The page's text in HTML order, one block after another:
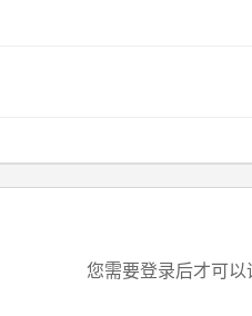
您需要登录后才可以